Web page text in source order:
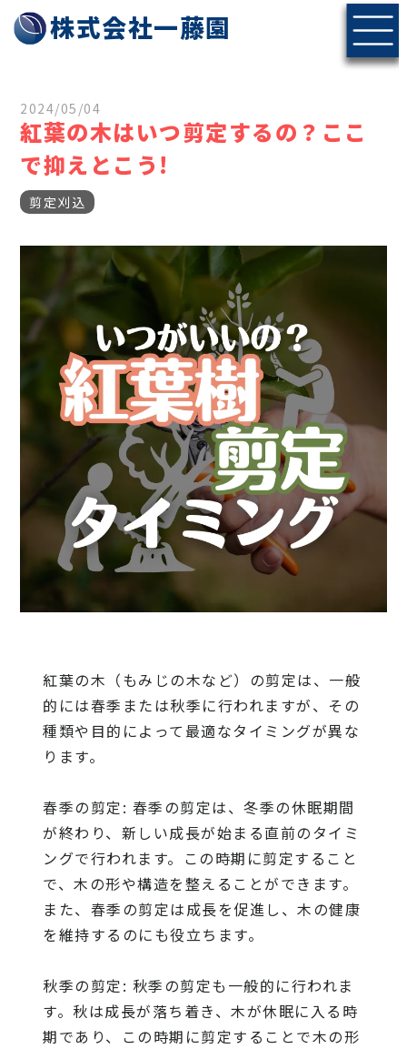
株式会社一藤園
2024/05/04
紅葉の木はいつ剪定するの？ここ
で抑えとこう!
剪定刈込
紅葉の木（もみじの木など）の剪定は、一般
的には春季または秋季に行われますが、その
種類や目的によって最適なタイミングが異な
ります。
春季の剪定: 春季の剪定は、冬季の休眠期間
が終わり、新しい成長が始まる直前のタイミ
ングで行われます。この時期に剪定すること
で、木の形や構造を整えることができます。
また、春季の剪定は成長を促進し、木の健康
を維持するのにも役立ちます。
秋季の剪定: 秋季の剪定も一般的に行われま
す。秋は成長が落ち着き、木が休眠に入る時
期であり、この時期に剪定することで木の形